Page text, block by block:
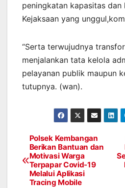
peningkatan kapasitas dan
Kejaksaan yang
“Serta terwujudnya
menjalankan tata kelola
pelayanan publik maupun
tutupnya. (wan).
Post
navigation
Polsek Kembangan
Berikan Bantuan dan
Motivasi Warga
Terpapar Covid-19
Melalui Aplikasi
Tracing Mobile